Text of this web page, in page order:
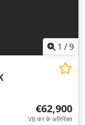
1 /9
€62,900
VB कर के अतिरिक्त